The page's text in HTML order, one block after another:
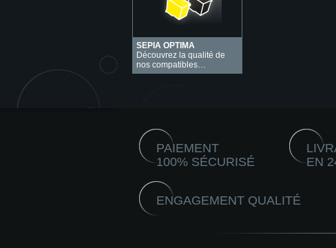
SEPIA OPTIMA
Découvrez la qualité de
nos compatibles…
PAIEMENT
100% SÉCURISÉ
EN
ENGAGEMENT QUALITÉ